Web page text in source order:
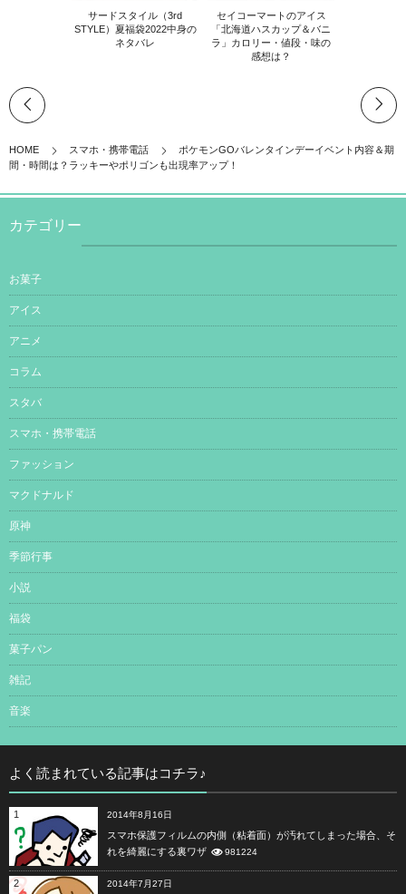
サードスタイル（3rd
STYLE）夏福袋2022中身の
ネタバレ
セイコーマートのアイス
「北海道ハスカップ＆バニ
ラ」カロリー・値段・味の
感想は？
HOME スマホ・携帯電話
ポケモンGOバレンタインデーイベント内容＆期
間・時間は？ラッキーやポリゴンも出現率アップ！
カテゴリー
お菓子
アイス
アニメ
コラム
スタバ
スマホ・携帯電話
ファッション
マクドナルド
原神
季節行事
小説
福袋
菓子パン
雑記
音楽
よく読まれている記事はコチラ♪
1 2014年8月16日
スマホ保護フィルムの内側（粘着面）が汚れてしまった場合、そ
れを綺麗にする裏ワザ
981224
2 2014年7月27日